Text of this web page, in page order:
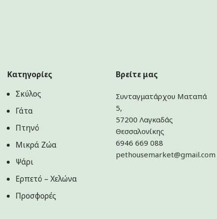
Κατηγορίες
Σκύλος
Γάτα
Πτηνό
Μικρά Ζώα
Ψάρι
Ερπετό – Χελώνα
Προσφορές
Βρείτε μας
Συνταγματάρχου Ματαπά
5,
57200 Λαγκαδάς
Θεσσαλονίκης
6946 669 088
pethousemarket@gmail.com